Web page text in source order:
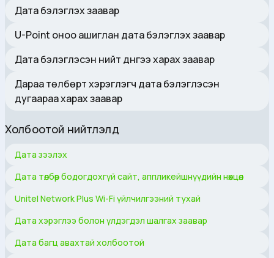
Дата бэлэглэх заавар
U-Point оноо ашиглан дата бэлэглэх заавар
Дата бэлэглэсэн нийт дүнгээ харах заавар
Дараа төлбөрт хэрэглэгч дата бэлэглэсэн
дугаараа харах заавар
Холбоотой нийтлэлүүд
Дата зээлэх
Дата төлбөр бодогдохгүй сайт, аппликейшнүүдийн нөхцөл
Unitel Network Plus Wi-Fi үйлчилгээний тухай
Дата хэрэглээ болон үлдэгдэл шалгах заавар
Дата багц авахтай холбоотой